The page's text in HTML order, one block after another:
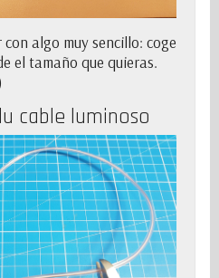
algo muy sencillo: coge
el tamaño que quieras.
cable luminoso